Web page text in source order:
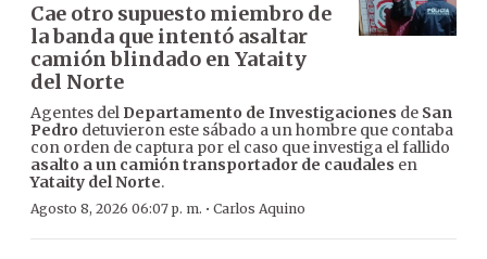
Cae otro supuesto miembro de
la banda que intentó asaltar
camión blindado en Yataity
del Norte
Agentes del Departamento de Investigaciones de San
Pedro detuvieron este sábado a un hombre que contaba
con orden de captura por el caso que investiga el fallido
asalto a un camión transportador de caudales en
Yataity del Norte.
Agosto 8, 2026 06:07 p. m. · Carlos Aquino